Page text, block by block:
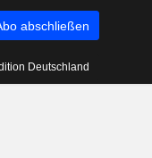
abschließen
Deutschland